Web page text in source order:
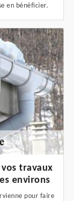
en bénéficier.
travaux
environs
pour faire